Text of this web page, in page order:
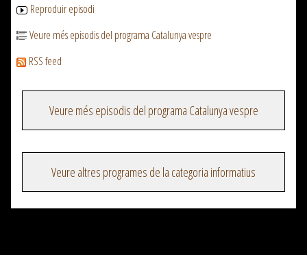
Reproduir episodi
Veure més episodis del programa Catalunya vespre
RSS feed
Veure més episodis del programa Catalunya vespre
Veure altres programes de la categoria informatius